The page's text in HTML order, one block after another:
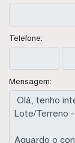
Telefone:
Mensagem: